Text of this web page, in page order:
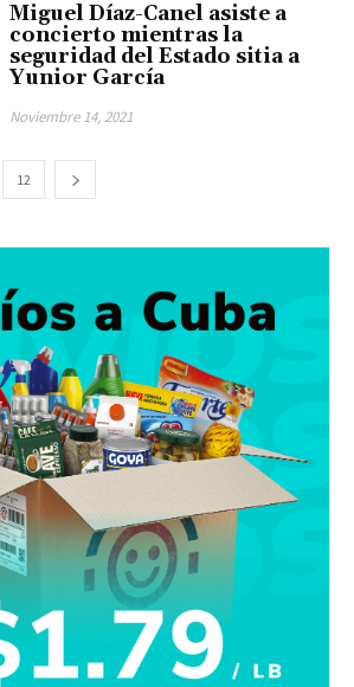
Miguel Díaz-Canel asiste a
concierto mientras la
seguridad del Estado sitia a
Yunior García
Noviembre 14, 2021
12